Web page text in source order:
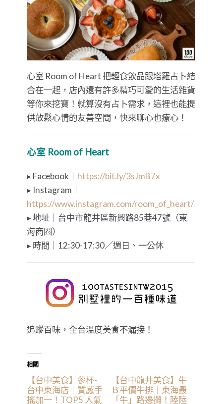
▸ Facebook｜https://bit.ly/3sJmB7x
▸ Instagram｜
https://www.instagram.com/room_of_heart/
▸ 地址｜台中市龍井區新興路85巷47號（東
海商圈）
▸ 時間｜12:30-17:30／週日、一公休
追蹤百味，全台溫度美食不漏接！
相關
【台中美食】參杯-
台中東海店｜質感手
搖加一！TOP5 人氣
必飲大公開，獨家配
料赤丸別錯過！
在「台中百味」中
【台中龍井美食】牛
「牛」路邊攤！陸陸
雙拼兩種肉一次滿
足！
在「台中百味」中
【台中龍井】日出客
棧東海店｜選用無添
牌紅茶味道沈穩不帶
在「台中百味」中
別墅裡的一百種味道 占卜塔羅 台中咖啡廳